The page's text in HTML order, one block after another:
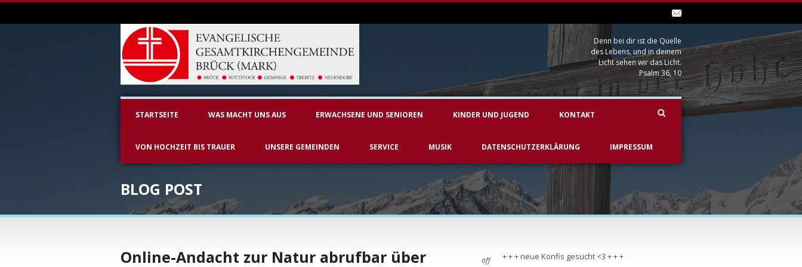
Denn bei dir ist die Quelle
des Lebens, und in deinem
Licht sehen wir das Licht.
Psalm 36, 10
STARTSEITE WAS MACHT UNS AUS ERWACHSENE UND SENIOREN KINDER UND JUGEND KONTAKT
VON HOCHZEIT BIS TRAUER UNSERE GEMEINDEN SERVICE MUSIK DATENSCHUTZERKLÄRUNG IMPRESSUM
BLOG POST
off
Online-Andacht zur Natur abrufbar über
+ + + neue Konfis gesucht <3 + + +